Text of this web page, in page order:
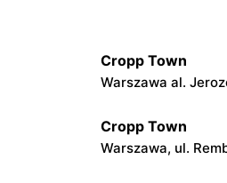
Cropp Town
Warszawa al.
Cropp Town
Warszawa, ul.